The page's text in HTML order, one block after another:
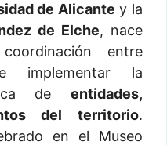
de Alicante y la
de Elche, nace
entre
implementar la
de entidades,
del territorio.
en el Museo